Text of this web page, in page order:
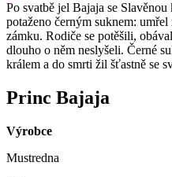
Po svatbě jel Bajaja se
potaženo černým suknem:
zámku. Rodiče se potěšili,
dlouho o něm neslyšeli. Černé
králem a do smrti žil šťastně se
Princ Bajaja
Výrobce
Mustredna